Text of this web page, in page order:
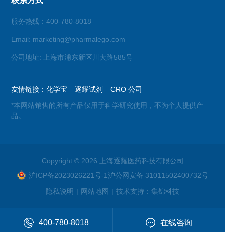
服务热线：400-780-8018
Email: marketing@pharmalego.com
公司地址: 上海市浦东新区川大路585号
友情链接：化学宝 逐耀试剂
CRO 公司
*本网站销售的所有产品仅用于科学研究使用，不为个人提供产
品。
Copyright © 2026 上海逐耀医药科技有限公司
沪ICP备2023026221号-1沪公网安备 31011502400732号
隐私说明 | 网站地图 | 技术支持： 集锦科技
400-780-8018 在线咨询